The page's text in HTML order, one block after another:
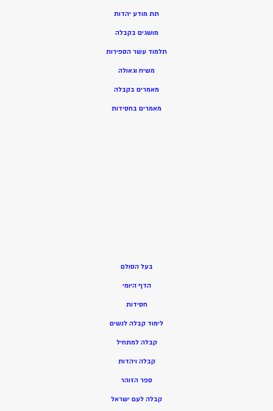
תת מודע יהדות
מושגים בקבלה
תלמוד עשר הספירות
משיח וגאולה
מאמרים בקבלה
מאמרים בחסידות
בעל הסולם
הדף היומי
חסידות
לימוד קבלה לנשים
קבלה למתחיל
קבלה ויהדות
ספר הזוהר
קבלה לעם ישראל